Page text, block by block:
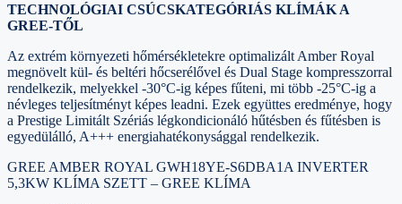
TECHNOLÓGIAI CSÚCSKATEGÓRIÁS KLÍMÁK A
GREE-TŐL
Az extrém környezeti hőmérsékletekre optimalizált Amber Royal
megnövelt kül- és beltéri hőcserélővel és Dual Stage kompresszorral
rendelkezik, melyekkel -30°C-ig képes fűteni, mi több -25°C-ig a
névleges teljesítményt képes leadni. Ezek együttes eredménye, hogy
a Prestige Limitált Szériás légkondicionáló hűtésben és fűtésben is
egyedülálló, A+++ energiahatékonysággal rendelkezik.
GREE AMBER ROYAL GWH18YE-S6DBA1A INVERTER
5,3KW KLÍMA SZETT – GREE KLÍMA